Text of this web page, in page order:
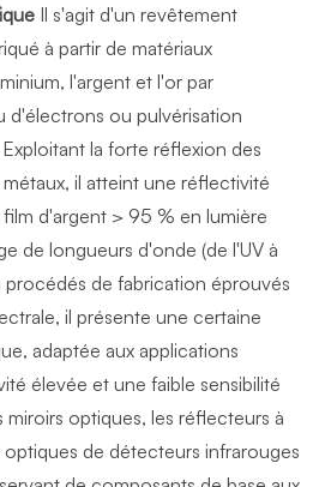
Il s'agit d'un revêtement
à partir de matériaux
l'argent et l'or par
d'électrons ou pulvérisation
la forte réflexion des
il atteint une réflectivité
d'argent > 95 % en lumière
de longueurs d'onde (de l'UV à
procédés de fabrication éprouvés
il présente une certaine
adaptée aux applications
élevée et une faible sensibilité
miroirs optiques, les réflecteurs à
optiques de détecteurs infrarouges